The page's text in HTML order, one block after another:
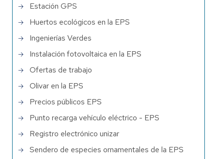
Estación GPS
Huertos ecológicos en la EPS
Ingenierías Verdes
Instalación fotovoltaica en la EPS
Ofertas de trabajo
Olivar en la EPS
Precios públicos EPS
Punto recarga vehículo eléctrico - EPS
Registro electrónico unizar
Sendero de especies ornamentales de la EPS